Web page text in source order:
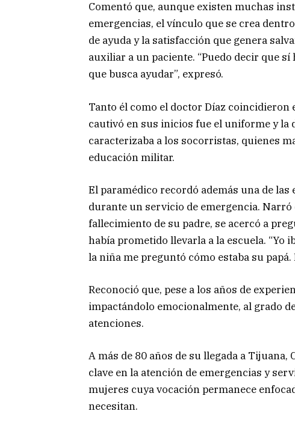
Comentó que, aunque existen muchas
emergencias, el vínculo que se crea
de ayuda y la satisfacción que genera
auxiliar a un paciente. “Puedo decir que
que busca ayudar”, expresó.
Tanto él como el doctor Díaz coincidieron
cautivó en sus inicios fue el uniforme y la
caracterizaba a los socorristas, quienes
educación militar.
El paramédico recordó además una de
durante un servicio de emergencia. Narró
fallecimiento de su padre, se acercó a
había prometido llevarla a la escuela. “Yo
la niña me preguntó cómo estaba su
Reconoció que, pese a los años de
impactándolo emocionalmente, al grado
atenciones.
A más de 80 años de su llegada a
clave en la atención de emergencias y
mujeres cuya vocación permanece
necesitan.